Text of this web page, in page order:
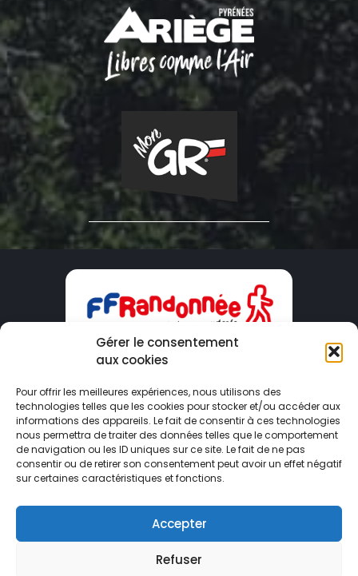
Gérer le consentement
aux cookies
Pour offrir les meilleures expériences, nous utilisons des
technologies telles que les cookies pour stocker et/ou accéder aux
informations des appareils. Le fait de consentir à ces technologies
nous permettra de traiter des données telles que le comportement
de navigation ou les ID uniques sur ce site. Le fait de ne pas
consentir ou de retirer son consentement peut avoir un effet négatif
sur certaines caractéristiques et fonctions.
Accepter
Refuser
CDRP09
Maison du Tourisme – 2 Boulevard Du Sud
09000 FOIX
ariege@ffrandonnee.fr
05 34 09 02 09